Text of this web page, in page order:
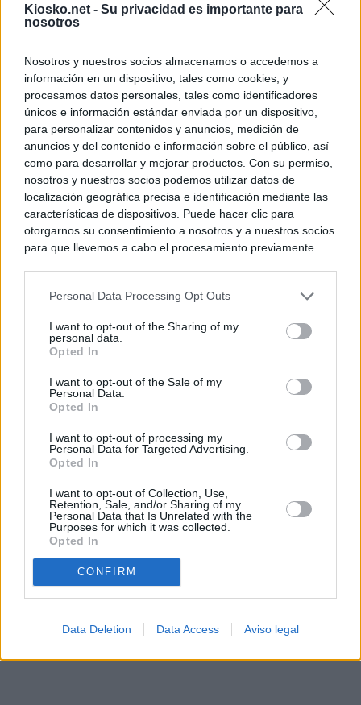
Kiosko.net - Su privacidad es importante para
nosotros
Nosotros y nuestros socios almacenamos o accedemos a
información en un dispositivo, tales como cookies, y
procesamos datos personales, tales como identificadores
únicos e información estándar enviada por un dispositivo,
para personalizar contenidos y anuncios, medición de
anuncios y del contenido e información sobre el público, así
como para desarrollar y mejorar productos. Con su permiso,
nosotros y nuestros socios podemos utilizar datos de
localización geográfica precisa e identificación mediante las
características de dispositivos. Puede hacer clic para
otorgarnos su consentimiento a nosotros y a nuestros socios
para que llevemos a cabo el procesamiento previamente
negar su consentimiento. Tenga en cuenta que algún
de su consentimiento, pero usted tiene el derecho de
rechazar tal procesamiento. Sus preferencias se aplicarán
cualquier momento entrando de nuevo en este sitio web o
visitando nuestra política de privacidad.
Personal Data Processing Opt Outs
I want to opt-out of the Sharing of my
personal data.
Opted In
I want to opt-out of the Sale of my
Personal Data.
Opted In
I want to opt-out of processing my
Personal Data for Targeted Advertising.
Opted In
I want to opt-out of Collection, Use,
Retention, Sale, and/or Sharing of my
Personal Data that Is Unrelated with the
Purposes for which it was collected.
Opted In
CONFIRM
Data Deletion Data Access Aviso legal